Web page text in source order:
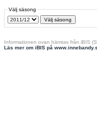
Välj säsong
Informationen ovan hämtas från iBIS
Läs mer om iBIS på